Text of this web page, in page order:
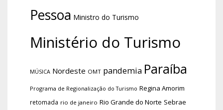
Pessoa Ministro do Turismo
Ministério do Turismo
MÚSICA Nordeste OMT pandemia Paraíba
Programa de Regionalização do Turismo Regina Amorim
retomada rio de janeiro Rio Grande do Norte Sebrae